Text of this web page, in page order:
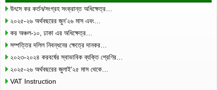
উৎসে কর কর্তন/সংগ্রহ সংক্রান্ত অধিক্ষেত্র…
২০২৫-২৬ অর্থবছরের জুন’২৬ মাস এবং…
কর অঞ্চল-১০, ঢাকা এর অধিক্ষেত্র…
সম্পত্তির দলিল নিবন্ধনের ক্ষেত্রে দানকর…
২০২৩-২০২৪ করবর্ষের স্বাভাবিক ব্যক্তি শ্রেণির…
২০২৫-২৬ অর্থবছরের জুলাই’২৫ মাস থেকে…
VAT Instruction